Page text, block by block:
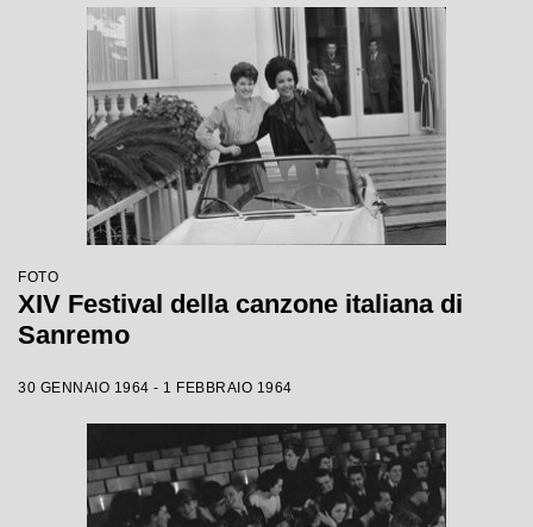
FOTO
XIV Festival della canzone italiana di
Sanremo
30 GENNAIO 1964 - 1 FEBBRAIO 1964